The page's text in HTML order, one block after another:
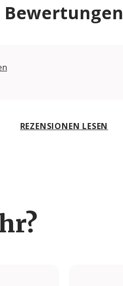
Bewertungen
REZENSIONEN LESEN